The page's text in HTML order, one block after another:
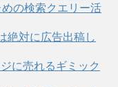
の検索クエリー活
絶対に広告出稿し
に売れるギミック